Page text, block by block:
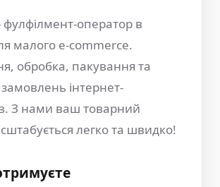
фулфілмент-оператор в
малого e-commerce.
обробка, пакування та
інтернет-
З нами ваш товарний
легко та швидко!